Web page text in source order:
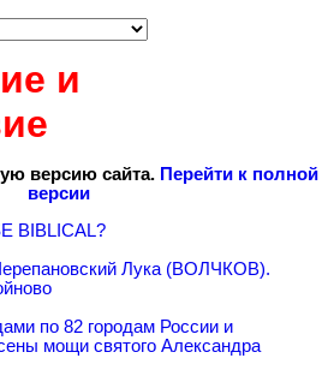
и
версию сайта. Перейти к полной
версии
BIBLICAL?
Лука (ВОЛЧКОВ).
по 82 городам России и
мощи святого Александра